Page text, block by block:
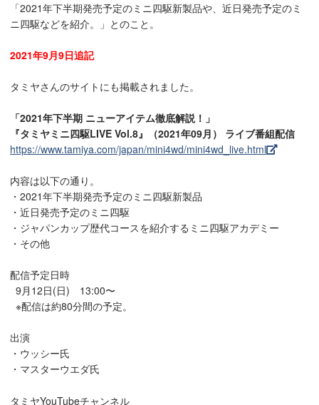
「2021年下半期発売予定のミニ四駆新製品や、近日発売予定のミ
ニ四駆などを紹介。」とのこと。
2021年9月9日追記
タミヤさんのサイトにも掲載されました。
「2021年下半期 ニューアイテム徹底解説！」
『タミヤミニ四駆LIVE Vol.8』（2021年09月） ライブ番組配信
https://www.tamiya.com/japan/mini4wd/mini4wd_live.html
内容は以下の通り。
・2021年下半期発売予定のミニ四駆新製品
・近日発売予定のミニ四駆
・ジャパンカップ歴代コースを紹介するミニ四駆アカデミー
・その他
配信予定日時
9月12日(日) 13:00〜
※配信は約80分間の予定。
出演
・ウッシー氏
・マスターウエダ氏
タミヤYouTubeチャンネル